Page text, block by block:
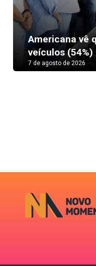
Americana vê
veículos
7 de agosto de 2026